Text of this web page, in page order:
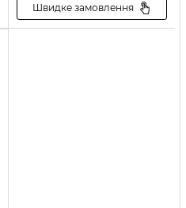
Швидке замовлення